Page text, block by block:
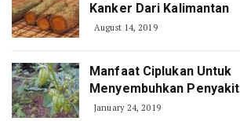
Kanker Dari Kalimantan
August 14, 2019
Manfaat Ciplukan Untuk
Menyembuhkan Penyakit
January 24, 2019